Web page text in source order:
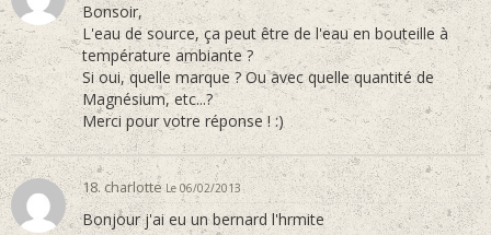
Bonsoir,
L'eau de source, ça peut être de l'eau en bouteille à
température ambiante ?
Si oui, quelle marque ? Ou avec quelle quantité de
Magnésium, etc...?
Merci pour votre réponse ! :)
18. charlotteLe 06/02/2013
Bonjour j'ai eu un bernard l'hrmite